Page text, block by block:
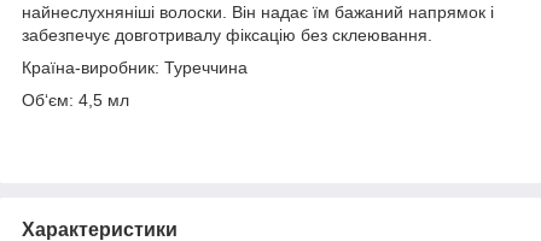
найнеслухняніші волоски. Він надає їм бажаний напрямок і
забезпечує довготривалу фіксацію без склеювання.
Країна-виробник: Туреччина
Об‘єм: 4,5 мл
Характеристики